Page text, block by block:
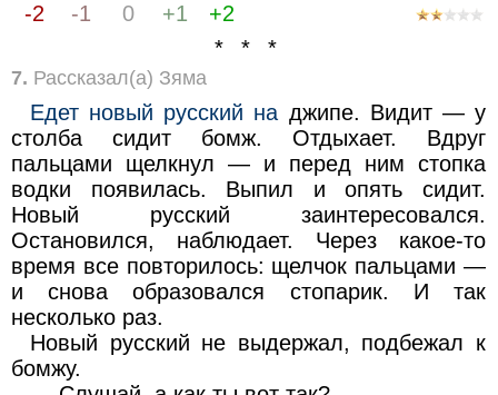
-2
-1 0 +1
+2
* * *
7. Рассказал(а) Зяма
Едет новый русский на джипе. Видит — у
столба сидит бомж. Отдыхает. Вдруг
пальцами щелкнул — и перед ним стопка
водки появилась. Выпил и опять сидит.
Новый русский заинтересовался.
Остановился, наблюдает. Через какое-то
время все повторилось: щелчок пальцами —
и снова образовался стопарик. И так
несколько раз.
Новый русский не выдержал, подбежал к
бомжу.